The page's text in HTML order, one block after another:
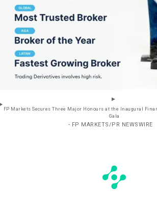
FP Markets Secures Three Major Honours at the Inaugural
Gala
- FP MARKETS/PR NEWSWIRE